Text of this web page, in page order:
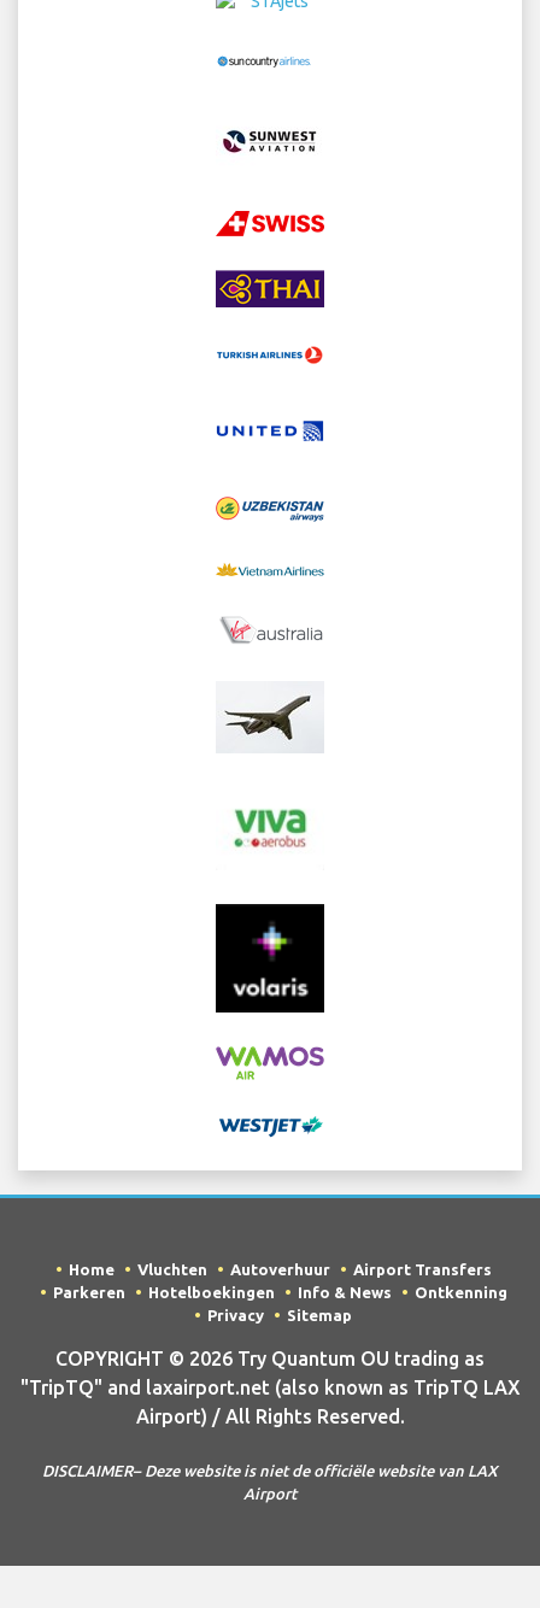
Home Vluchten Autoverhuur
Airport Transfers
Parkeren
Hotelboekingen Info & News
Ontkenning
Privacy
Sitemap
COPYRIGHT © 2026 Try Quantum OU trading as
"TripTQ" and laxairport.net (also known as TripTQ LAX
Airport) / All Rights Reserved.
DISCLAIMER– Deze website is niet de officiële website van LAX
Airport